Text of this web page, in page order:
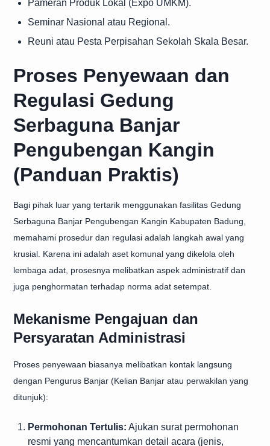
Pameran Produk Lokal (Expo UMKM).
Seminar Nasional atau Regional.
Reuni atau Pesta Perpisahan Sekolah Skala Besar.
Proses Penyewaan dan
Regulasi Gedung
Serbaguna Banjar
Pengubengan Kangin
(Panduan Praktis)
Bagi pihak luar yang tertarik menggunakan fasilitas Gedung
Serbaguna Banjar Pengubengan Kangin Kabupaten Badung,
memahami prosedur dan regulasi adalah langkah awal yang
krusial. Karena ini adalah aset komunal yang dikelola oleh
lembaga adat, prosesnya melibatkan aspek administratif dan
juga penghormatan terhadap norma adat setempat.
Mekanisme Pengajuan dan
Persyaratan Administrasi
Proses penyewaan biasanya melibatkan kontak langsung
dengan Pengurus Banjar (Kelian Banjar atau perwakilan yang
ditunjuk):
Permohonan Tertulis: Ajukan surat permohonan
resmi yang mencantumkan detail acara (jenis,